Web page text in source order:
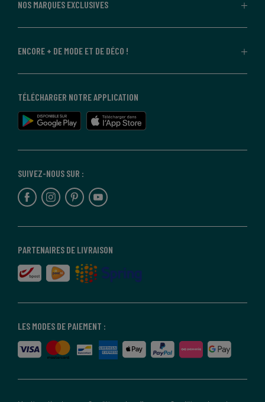
NOS MARQUES EXCLUSIVES
ENCORE + DE MODE ET DE DÉCO !
LES MODES DE PAIEMENT :
PARTENAIRES DE LIVRAISON
SUIVEZ-NOUS SUR :
TÉLÉCHARGER NOTRE APPLICATION